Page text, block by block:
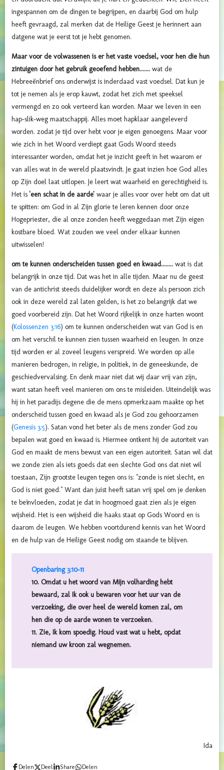
ingespannen om de dingen te begrijpen, en daarbij God om hulp
heeft gevraagd, zal merken dat de Heilige Geest je herinnert aan
datgene wat je eerst tot je hebt genomen.
Maar voor de volwassenen is er het vaste voedsel, voor hen die hun
zintuigen door het gebruik geoefend hebben....... wat de
Hebreeënbrief ons onderwijst is inderdaad vast voedsel. Dat kun je
tot je nemen als je erop kauwt, zodat het zich met speeksel
vermengd en zo ook verteerd kan worden. Maar we leven in een
hap-slik-weg maatschappij. Alles moet hapklaar aangeleverd
worden. zodat je tijd over hebt voor je eigen genoegens. Maar voor
wie zich in het Woord verdiept gaat Gods Woord steeds
interessanter worden, omdat het je inzicht geeft in het waarom er
van alles wat in de wereld plaatsvindt. Je gaat inzien hoe God alles
op Zijn doel laat uitlopen. Je leert wat waarheid en gerechtigheid is.
Het is 'een schat in de aarde' waar je alles voor over hebt om dat uit
te spitten: om God in al Zijn glorie te leren kennen door onze
Hogepriester, die al onze zonden heeft weggedaan met Zijn eigen
kostbare bloed. Wat zouden we veel onder elkaar kunnen
uitwisselen!
om te kunnen onderscheiden tussen goed en kwaad........ wat is dat
belangrijk in onze tijd. Dat was het in alle tijden. Maar nu de geest
van de antichrist steeds duidelijker wordt en deze als persoon zich
ook in deze wereld zal laten gelden, is het zo belangrijk dat we
goed voorbereid zijn. Dat het Woord rijkelijk in onze harten woont
(Kolossenzen 3:16) om te kunnen onderscheiden wat van God is en
om het verschil te kunnen zien tussen waarheid en leugen. In onze
tijd worden er al zoveel leugens verspreid. We worden op alle
manieren bedrogen, in religie, in politiek, in de geneeskunde, de
geschiedvervalsing. En denk maar niet dat wij daar vrij van zijn,
want satan heeft veel manieren om ons te misleiden. Uiteindelijk was
hij in het paradijs degene die de mens opmerkzaam maakte op het
onderscheid tussen goed en kwaad als je God zou gehoorzamen
(Genesis 3:5). Satan vond het beter als de mens zonder God zou
bepalen wat goed en kwaad is. Hiermee ontkent hij de autoriteit van
God en maakt de mens bewust van een eigen autoriteit. Satan wil dat
we zonde zien als iets goeds dat een slechte God ons dat niet wil
toestaan, Zijn grootste leugen tegen ons is: "zonde is niet slecht, en
God is niet goed." Want dan juist heeft satan vrij spel om je denken
te beïnvloeden, zodat je dat in hoogmoed gaat zien als je eigen
wijsheid. Het is een wijsheid die haaks staat op Gods Woord en is
daarom de leugen. We hebben voortdurend kennis van het Woord
en de hulp van de Heilige Geest nodig om staande te blijven.
Openbaring 3:10-11
10. Omdat u het woord van Mijn volharding hebt
bewaard, zal Ik ook u bewaren voor het uur van de
verzoeking, die over heel de wereld komen zal, om
hen die op de aarde wonen te verzoeken.
11. Zie, Ik kom spoedig. Houd vast wat u hebt, opdat
niemand uw kroon zal wegnemen.
Ida
Delen Deel Share Delen